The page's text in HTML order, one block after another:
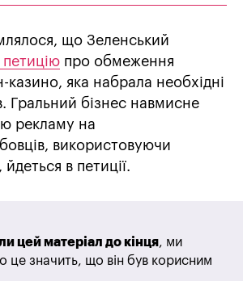
що Зеленський
петицію про обмеження
яка набрала необхідні
Гральний бізнес навмисне
рекламу на
використовуючи
в петиції.
цей матеріал до кінця, ми
це значить, що він був корисним